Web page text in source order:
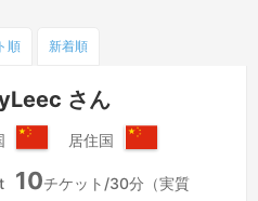
順 新着順
さん
華
居住国
華
10チケット/30分（実質